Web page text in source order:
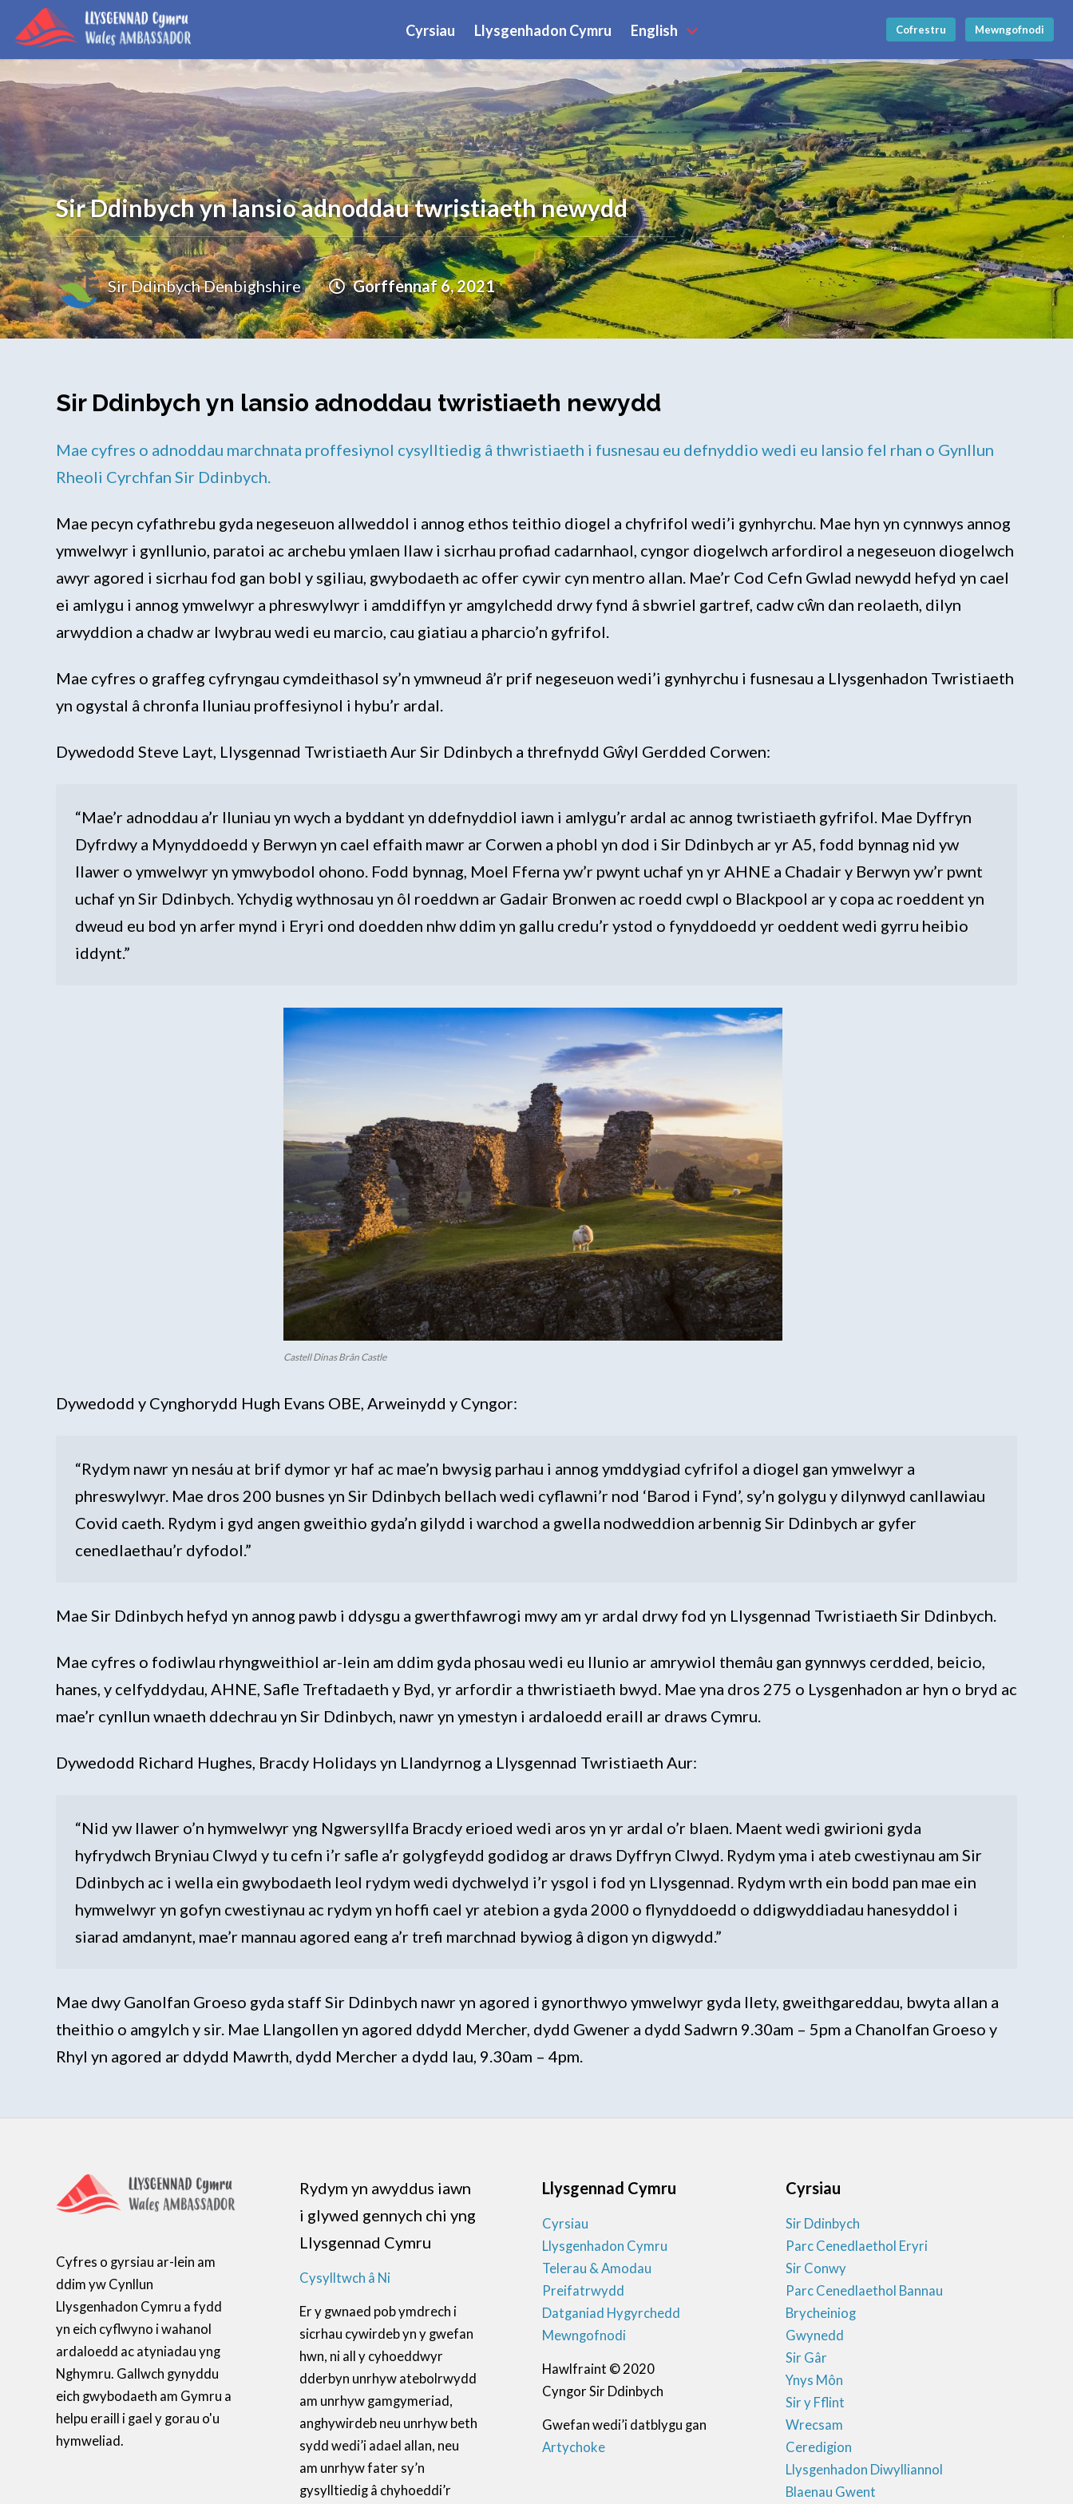
Cyrsiau Llysgenhadon Cymru English Cofrestru Mewngofnodi
Sir Ddinbych yn lansio adnoddau twristiaeth newydd
Sir Ddinbych Denbighshire Gorffennaf 6, 2021
Sir Ddinbych yn lansio adnoddau twristiaeth newydd
Mae cyfres o adnoddau marchnata proffesiynol cysylltiedig â thwristiaeth i fusnesau eu defnyddio wedi eu lansio fel rhan o Gynllun
Rheoli Cyrchfan Sir Ddinbych.
Mae pecyn cyfathrebu gyda negeseuon allweddol i annog ethos teithio diogel a chyfrifol wedi’i gynhyrchu. Mae hyn yn cynnwys annog
ymwelwyr i gynllunio, paratoi ac archebu ymlaen llaw i sicrhau profiad cadarnhaol, cyngor diogelwch arfordirol a negeseuon diogelwch
awyr agored i sicrhau fod gan bobl y sgiliau, gwybodaeth ac offer cywir cyn mentro allan. Mae’r Cod Cefn Gwlad newydd hefyd yn cael
ei amlygu i annog ymwelwyr a phreswylwyr i amddiffyn yr amgylchedd drwy fynd â sbwriel gartref, cadw cŵn dan reolaeth, dilyn
arwyddion a chadw ar lwybrau wedi eu marcio, cau giatiau a pharcio’n gyfrifol.
Mae cyfres o graffeg cyfryngau cymdeithasol sy’n ymwneud â’r prif negeseuon wedi’i gynhyrchu i fusnesau a Llysgenhadon Twristiaeth
yn ogystal â chronfa lluniau proffesiynol i hybu’r ardal.
Dywedodd Steve Layt, Llysgennad Twristiaeth Aur Sir Ddinbych a threfnydd Gŵyl Gerdded Corwen:
“Mae’r adnoddau a’r lluniau yn wych a byddant yn ddefnyddiol iawn i amlygu’r ardal ac annog twristiaeth gyfrifol. Mae Dyffryn
Dyfrdwy a Mynyddoedd y Berwyn yn cael effaith mawr ar Corwen a phobl yn dod i Sir Ddinbych ar yr A5, fodd bynnag nid yw
llawer o ymwelwyr yn ymwybodol ohono. Fodd bynnag, Moel Fferna yw’r pwynt uchaf yn yr AHNE a Chadair y Berwyn yw’r pwnt
uchaf yn Sir Ddinbych. Ychydig wythnosau yn ôl roeddwn ar Gadair Bronwen ac roedd cwpl o Blackpool ar y copa ac roeddent yn
dweud eu bod yn arfer mynd i Eryri ond doedden nhw ddim yn gallu credu’r ystod o fynyddoedd yr oeddent wedi gyrru heibio
iddynt.”
Castell Dinas Brân Castle
Dywedodd y Cynghorydd Hugh Evans OBE, Arweinydd y Cyngor:
“Rydym nawr yn nesáu at brif dymor yr haf ac mae’n bwysig parhau i annog ymddygiad cyfrifol a diogel gan ymwelwyr a
phreswylwyr. Mae dros 200 busnes yn Sir Ddinbych bellach wedi cyflawni’r nod ‘Barod i Fynd’, sy’n golygu y dilynwyd canllawiau
Covid caeth. Rydym i gyd angen gweithio gyda’n gilydd i warchod a gwella nodweddion arbennig Sir Ddinbych ar gyfer
cenedlaethau’r dyfodol.”
Mae Sir Ddinbych hefyd yn annog pawb i ddysgu a gwerthfawrogi mwy am yr ardal drwy fod yn Llysgennad Twristiaeth Sir Ddinbych.
Mae cyfres o fodiwlau rhyngweithiol ar-lein am ddim gyda phosau wedi eu llunio ar amrywiol themâu gan gynnwys cerdded, beicio,
hanes, y celfyddydau, AHNE, Safle Treftadaeth y Byd, yr arfordir a thwristiaeth bwyd. Mae yna dros 275 o Lysgenhadon ar hyn o bryd ac
mae’r cynllun wnaeth ddechrau yn Sir Ddinbych, nawr yn ymestyn i ardaloedd eraill ar draws Cymru.
Dywedodd Richard Hughes, Bracdy Holidays yn Llandyrnog a Llysgennad Twristiaeth Aur:
“Nid yw llawer o’n hymwelwyr yng Ngwersyllfa Bracdy erioed wedi aros yn yr ardal o’r blaen. Maent wedi gwirioni gyda
hyfrydwch Bryniau Clwyd y tu cefn i’r safle a’r golygfeydd godidog ar draws Dyffryn Clwyd. Rydym yma i ateb cwestiynau am Sir
Ddinbych ac i wella ein gwybodaeth leol rydym wedi dychwelyd i’r ysgol i fod yn Llysgennad. Rydym wrth ein bodd pan mae ein
hymwelwyr yn gofyn cwestiynau ac rydym yn hoffi cael yr atebion a gyda 2000 o flynyddoedd o ddigwyddiadau hanesyddol i
siarad amdanynt, mae’r mannau agored eang a’r trefi marchnad bywiog â digon yn digwydd.”
Mae dwy Ganolfan Groeso gyda staff Sir Ddinbych nawr yn agored i gynorthwyo ymwelwyr gyda llety, gweithgareddau, bwyta allan a
theithio o amgylch y sir. Mae Llangollen yn agored ddydd Mercher, dydd Gwener a dydd Sadwrn 9.30am – 5pm a Chanolfan Groeso y
Rhyl yn agored ar ddydd Mawrth, dydd Mercher a dydd Iau, 9.30am – 4pm.
Cyfres o gyrsiau ar-lein am
ddim yw Cynllun
Llysgenhadon Cymru a fydd
yn eich cyflwyno i wahanol
ardaloedd ac atyniadau yng
Nghymru. Gallwch gynyddu
eich gwybodaeth am Gymru a
helpu eraill i gael y gorau o'u
hymweliad.
Rydym yn awyddus iawn
i glywed gennych chi yng
Llysgennad Cymru
Cysylltwch â Ni
Er y gwnaed pob ymdrech i
sicrhau cywirdeb yn y gwefan
hwn, ni all y cyhoeddwyr
dderbyn unrhyw atebolrwydd
am unrhyw gamgymeriad,
anghywirdeb neu unrhyw beth
sydd wedi’i adael allan, neu
am unrhyw fater sy’n
gysylltiedig â chyhoeddi’r
Llysgennad Cymru
Cyrsiau
Llysgenhadon Cymru
Telerau & Amodau
Preifatrwydd
Datganiad Hygyrchedd
Mewngofnodi
Hawlfraint © 2020
Cyngor Sir Ddinbych
Gwefan wedi’i datblygu gan
Artychoke
Cyrsiau
Sir Ddinbych
Parc Cenedlaethol Eryri
Sir Conwy
Parc Cenedlaethol Bannau
Brycheiniog
Gwynedd
Sir Gâr
Ynys Môn
Sir y Fflint
Wrecsam
Ceredigion
Llysgenhadon Diwylliannol
Blaenau Gwent